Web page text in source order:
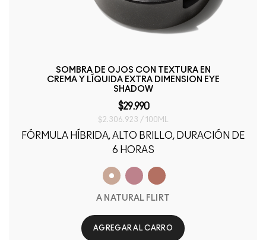
SOMBRA DE OJOS CON TEXTURA EN
CREMA Y LÍQUIDA EXTRA DIMENSION EYE
SHADOW
$29.990
$2.306.923 / 100ML
FÓRMULA HÍBRIDA, ALTO BRILLO, DURACIÓN DE
6 HORAS
A NATURAL FLIRT
AGREGAR AL CARRO